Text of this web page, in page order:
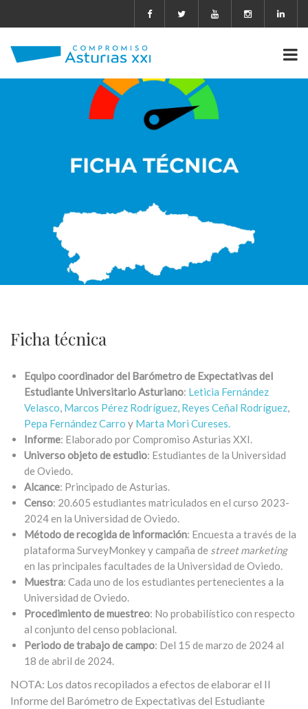
Ficha técnica
Equipo coordinador del Barómetro de Expectativas del
Estudiante Universitario Asturiano: Leticia Fernández
Velasco, Marcos Pérez Rodríguez, Reyes Ceñal Rodríguez,
Pepa Fernández Carro y Marta Mori Cureses.
Informe: Elaborado por Compromiso Asturias XXI.
Universo objeto de estudio: Estudiantes de la Universidad
de Oviedo.
Alcance: Principado de Asturias.
Censo: 20.605 estudiantes matriculados en el curso 2023-
2024 en la Universidad de Oviedo.
Método de recogida de información: Encuesta a través de la
plataforma SurveyMonkey y campaña de street marketing
en las principales facultades de la Universidad de Oviedo.
Muestra: Cada uno de los estudiantes pertenecientes a la
Universidad de Oviedo.
Procedimiento de muestreo: No probabilístico con respecto
al conjunto del censo poblacional.
Periodo de trabajo de campo: Del 15 de marzo de 2024 al
18 de abril de 2024.
NOTA: Los datos recopilados a efectos de elaborar el II
Informe del Barómetro de Expectativas del Estudiante